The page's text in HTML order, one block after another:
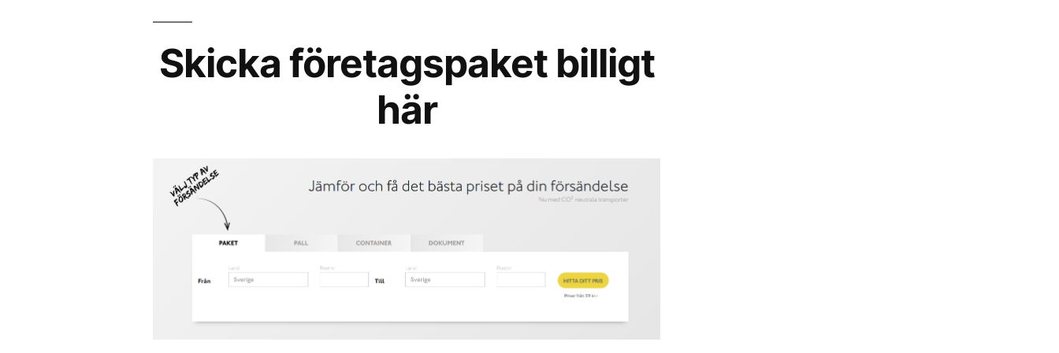
Skicka företagspaket billigt
här